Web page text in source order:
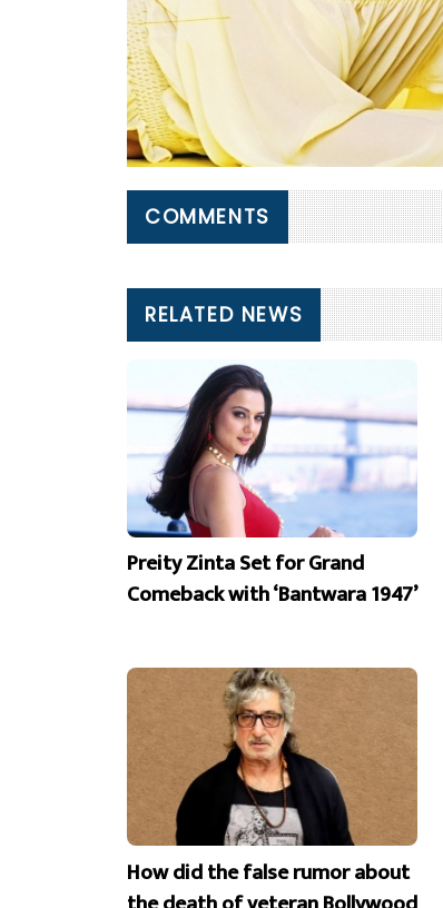
COMMENTS
RELATED NEWS
Preity Zinta Set for Grand
Comeback with ‘Bantwara 1947’
How did the false rumor about